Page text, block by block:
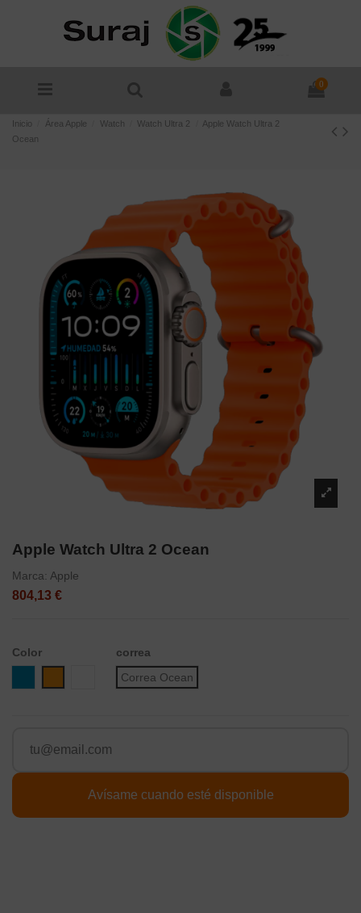
0
Inicio Área Apple Watch Watch Ultra 2
Apple Watch Ultra 2
Ocean
Apple Watch Ultra 2 Ocean
Marca: Apple
804,13 €
Color
correa
Correa Ocean